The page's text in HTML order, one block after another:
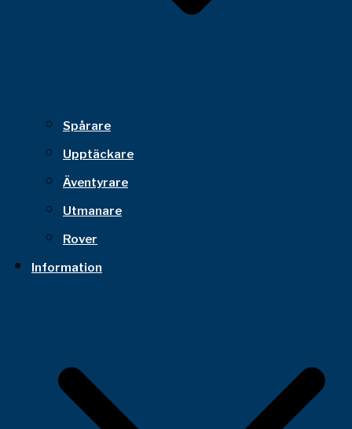
Spårare
Upptäckare
Äventyrare
Utmanare
Rover
Information